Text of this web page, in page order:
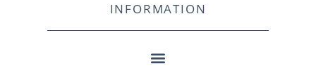
INFORMATION